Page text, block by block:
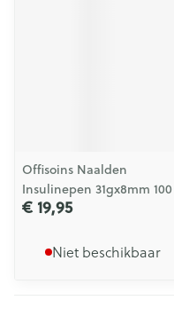
Offisoins Naalden
Insulinepen 31gx8mm 100
€ 19,95
Niet beschikbaar